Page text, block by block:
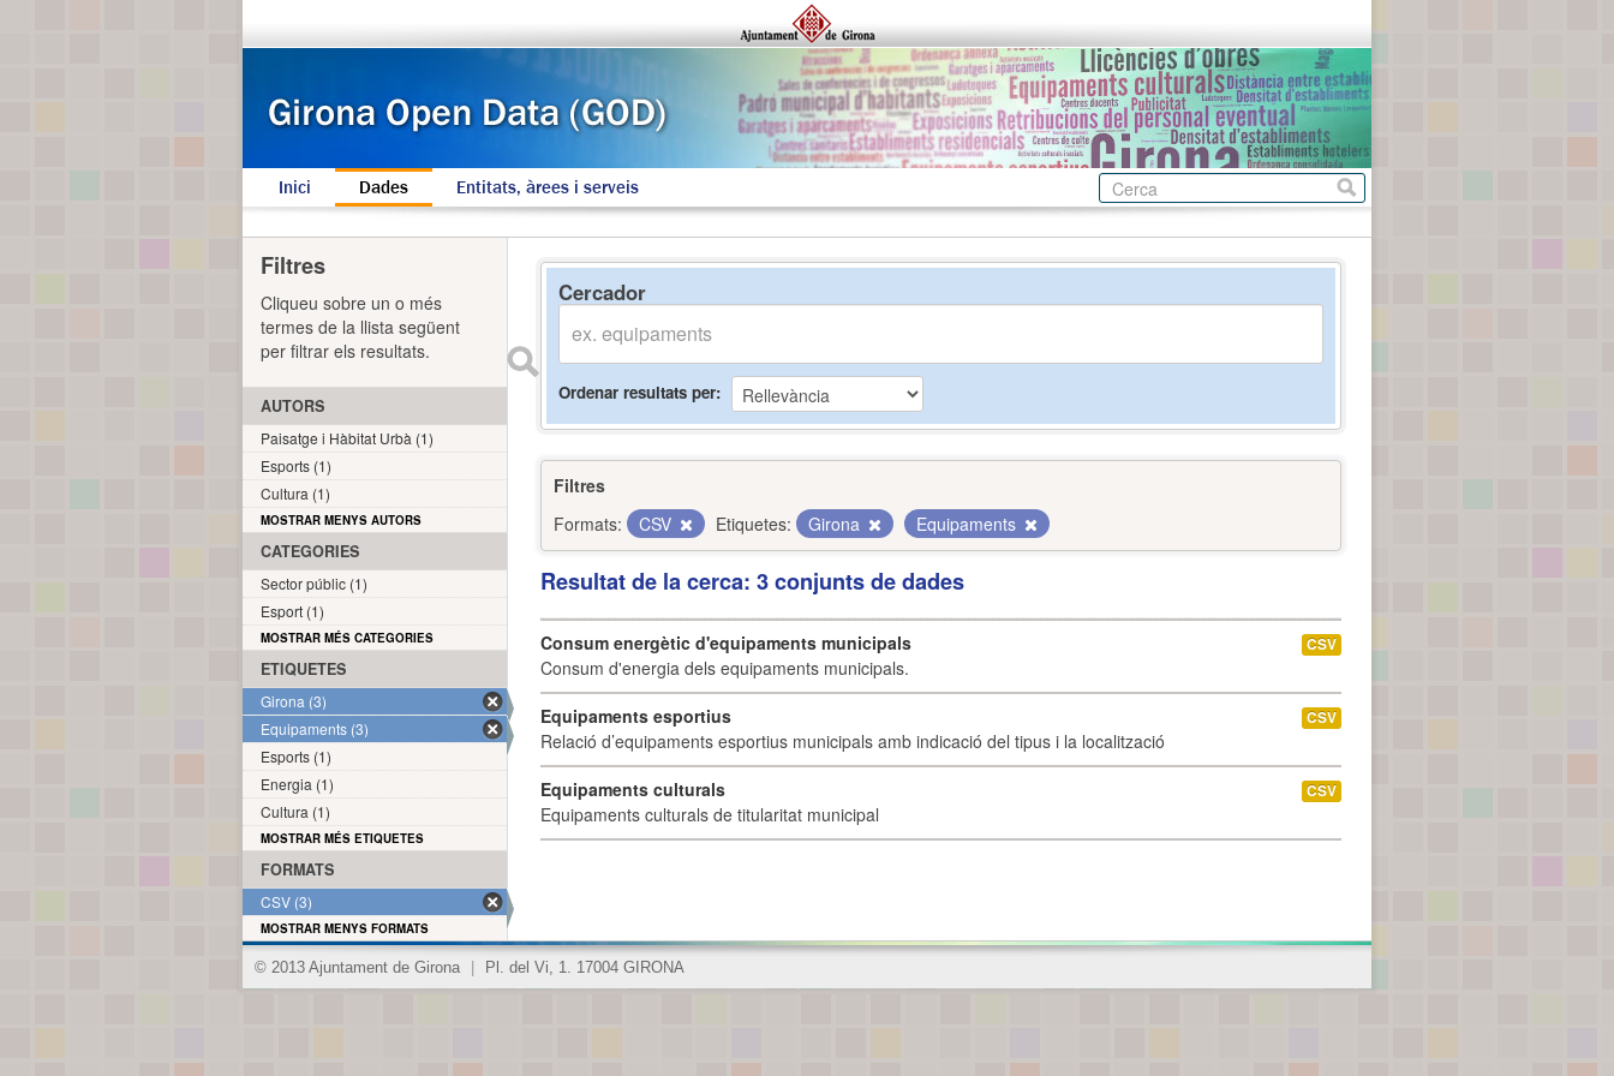
Inici Dades Entitats, àrees i serveis
Cercador
Ordenar resultats per
Filtres
Formats:
CSV Etiquetes: Girona Equipaments
Resultat de la cerca: 3 conjunts de dades
Consum energètic d'equipaments municipals
Consum d'energia dels equipaments municipals.
CSV
Equipaments esportius
Relació d’equipaments esportius municipals amb indicació del tipus i la localització
CSV
Equipaments culturals
Equipaments culturals de titularitat municipal
CSV
Filtres
Cliqueu sobre un o més
termes de la llista següent
per filtrar els resultats.
AUTORS
Paisatge i Hàbitat Urbà (1)
Esports (1)
Cultura (1)
MOSTRAR MENYS AUTORS
CATEGORIES
Sector públic (1)
Esport (1)
MOSTRAR MÉS CATEGORIES
ETIQUETES
Girona (3)
Equipaments (3)
Esports (1)
Energia (1)
Cultura (1)
MOSTRAR MÉS ETIQUETES
FORMATS
CSV (3)
MOSTRAR MENYS FORMATS
© 2013 Ajuntament de Girona Pl. del Vi, 1. 17004 GIRONA